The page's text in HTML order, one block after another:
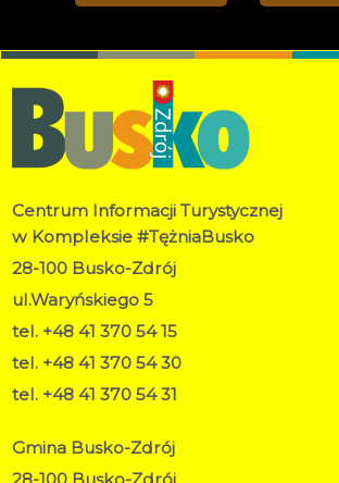
Centrum Informacji Turystycznej
w Kompleksie #TężniaBusko
28-100 Busko-Zdrój
ul.Waryńskiego 5
tel. +48 41 370 54 15
tel. +48 41 370 54 30
tel. +48 41 370 54 31
Gmina Busko-Zdrój